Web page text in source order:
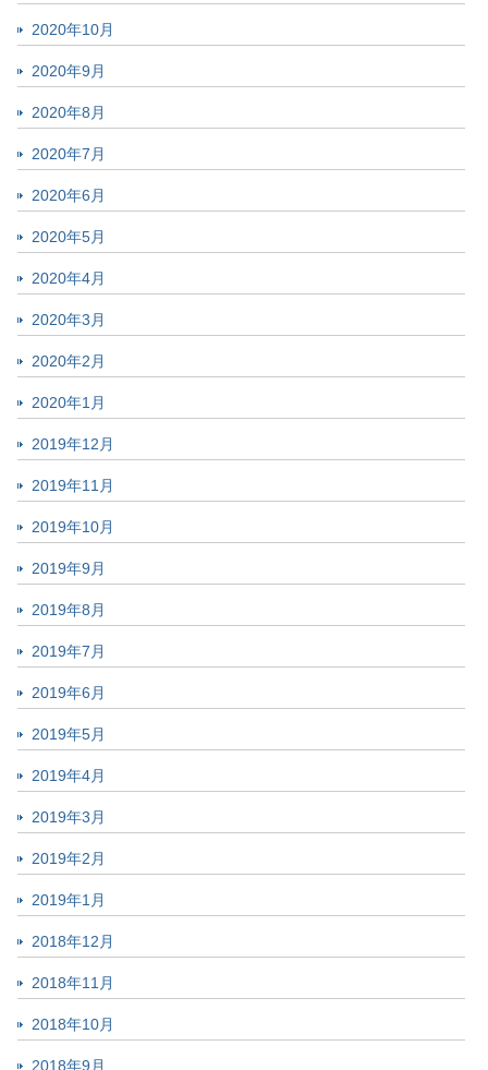
2020年10月
2020年9月
2020年8月
2020年7月
2020年6月
2020年5月
2020年4月
2020年3月
2020年2月
2020年1月
2019年12月
2019年11月
2019年10月
2019年9月
2019年8月
2019年7月
2019年6月
2019年5月
2019年4月
2019年3月
2019年2月
2019年1月
2018年12月
2018年11月
2018年10月
2018年9月